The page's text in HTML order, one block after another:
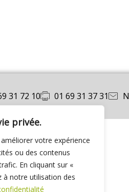
privée.
votre expérience
ou des contenus
En cliquant sur «
à notre utilisation des
31 72 10 01 69 31 37 31